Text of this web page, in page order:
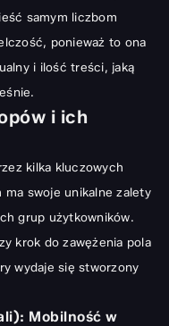
samym liczbom
ponieważ to ona
i ilość treści, jaką
i ich
kilka kluczowych
swoje unikalne zalety
grup użytkowników.
krok do zawężenia pola
wydaje się stworzony
Mobilność w